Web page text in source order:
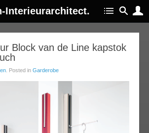
Interieurarchitect.
Block van de Line kapstok
. Posted in Garderobe